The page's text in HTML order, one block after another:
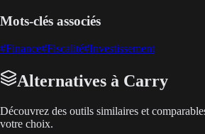
Mots-clés associés
#Finance#Fiscalité#Investissement
Alternatives à Carry
Découvrez des outils similaires et
votre choix.